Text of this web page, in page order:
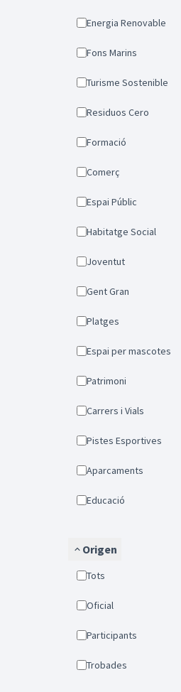
Energia Renovable
Fons Marins
Turisme Sostenible
Residuos Cero
Formació
Comerç
Espai Públic
Habitatge Social
Joventut
Gent Gran
Platges
Espai per mascotes
Patrimoni
Carrers i Vials
Pistes Esportives
Aparcaments
Educació
Origen
Tots
Oficial
Participants
Trobades